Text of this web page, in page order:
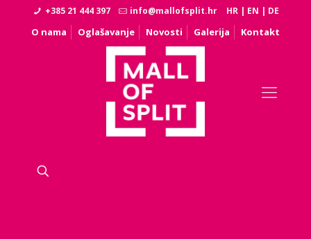
+385 21 444 397 info@mallofsplit.hr HR | EN | DE
O nama Oglašavanje Novosti Galerija Kontakt